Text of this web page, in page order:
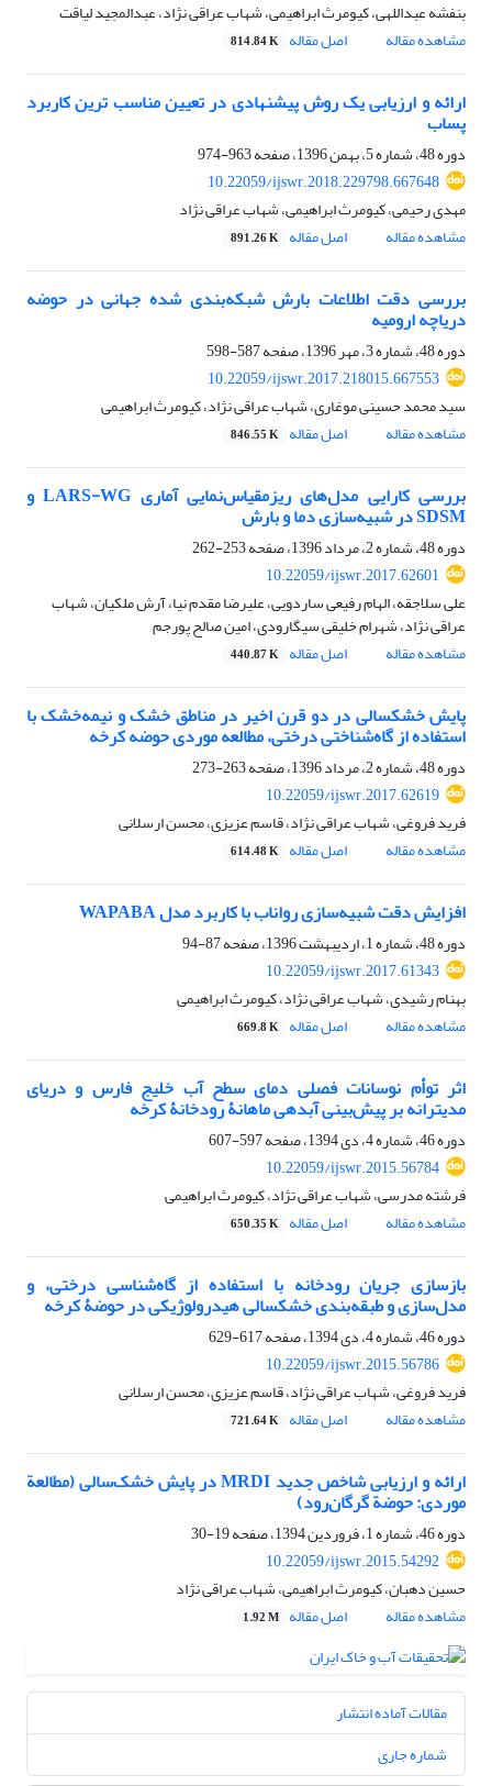
بنفشه عبداللهی، کیومرث ابراهیمی، شهاب عراقی نژاد، عبدالمجید لیاقت
مشاهده مقاله
اصل مقاله 814.84 K
ارائه و ارزیابی یک روش پیشنهادی در تعیین مناسب ترین کاربرد
پساب
دوره 48، شماره 5، بهمن 1396، صفحه
963-974
10.22059/ijswr.2018.229798.667648
مهدی رحیمی، کیومرث ابراهیمی، شهاب عراقی نژاد
مشاهده مقاله
اصل مقاله 891.26 K
بررسی دقت اطلاعات بارش شبکه‌بندی شده جهانی در حوضه
دریاچه ارومیه
دوره 48، شماره 3، مهر 1396، صفحه
587-598
10.22059/ijswr.2017.218015.667553
سید محمد حسینی موغاری، شهاب عراقی نژاد، کیومرث ابراهیمی
مشاهده مقاله
اصل مقاله 846.55 K
بررسی کارایی مدل‌های ریزمقیاس‌نمایی آماری LARS-WG و
SDSM در شبیه‌سازی دما و بارش
دوره 48، شماره 2، مرداد 1396، صفحه
253-262
10.22059/ijswr.2017.62601
علی سلاجقه، الهام رفیعی ساردویی، علیرضا مقدم نیا، آرش ملکیان، شهاب
عراقی نژاد، شهرام خلیقی سیگارودی، امین صالح پورجم
مشاهده مقاله
اصل مقاله 440.87 K
پایش خشکسالی در دو قرن اخیر در مناطق خشک و نیمه‌خشک با
استفاده از گاه‌شناختی درختی، مطالعه موردی حوضه کرخه
دوره 48، شماره 2، مرداد 1396، صفحه
263-273
10.22059/ijswr.2017.62619
فرید فروغی، شهاب عراقی نژاد، قاسم عزیزی، محسن ارسلانی
مشاهده مقاله
اصل مقاله 614.48 K
افزایش دقت شبیه‌سازی رواناب با کاربرد مدل WAPABA
دوره 48، شماره 1، اردیبهشت 1396، صفحه
87-94
10.22059/ijswr.2017.61343
بهنام رشیدی، شهاب عراقی نژاد، کیومرث ابراهیمی
مشاهده مقاله
اصل مقاله 669.8 K
اثر توأم نوسانات فصلی دمای سطح آب خلیج فارس و دریای
مدیترانه بر پیش‌بینی آبدهی ماهانۀ رودخانۀ کرخه
دوره 46، شماره 4، دی 1394، صفحه
597-607
10.22059/ijswr.2015.56784
فرشته مدرسی، شهاب عراقی تژاد، کیومرث ابراهیمی
مشاهده مقاله
اصل مقاله 650.35 K
بازسازی جریان رودخانه با استفاده از گاه‌شناسی درختی، و
مدل‌سازی و طبقه‌بندی خشکسالی هیدرولوژیکی در حوضۀ کرخه
دوره 46، شماره 4، دی 1394، صفحه
617-629
10.22059/ijswr.2015.56786
فرید فروغی، شهاب عراقی نژاد، قاسم عزیزی، محسن ارسلانی
مشاهده مقاله
اصل مقاله 721.64 K
ارائه و ارزیابی شاخص جدید MRDI در پایش خشک‌سالی (مطالعة
موردی: حوضة گرگان‌رود)
دوره 46، شماره 1، فروردین 1394، صفحه
19-30
10.22059/ijswr.2015.54292
حسین دهبان، کیومرث ابراهیمی، شهاب عراقی نژاد
مشاهده مقاله
اصل مقاله 1.92 M
مقالات آماده انتشار
شماره جاری